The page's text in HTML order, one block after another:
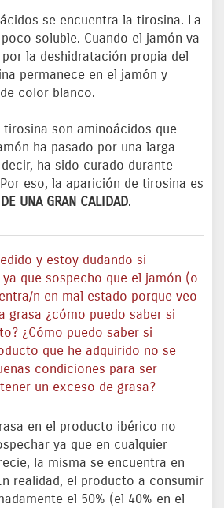
se encuentra la tirosina. La
soluble. Cuando el jamón va
la deshidratación propia del
permanece en el jamón y
color blanco.
tirosina son aminoácidos que
ha pasado por una larga
ha sido curado durante
eso, la aparición de tirosina es
UNA GRAN CALIDAD.
y estoy dudando si
que sospecho que el jamón (o
n en mal estado porque veo
grasa ¿cómo puedo saber si
¿Cómo puedo saber si
que he adquirido no se
condiciones para ser
un exceso de grasa?
en el producto ibérico no
ya que en cualquier
la misma se encuentra en
realidad, el producto a consumir
el 50% (el 40% en el